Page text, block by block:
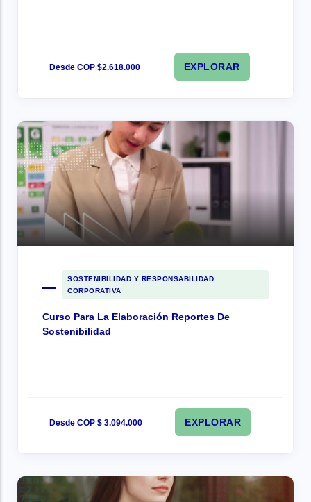
Desde COP $2.618.000 EXPLORAR
SOSTENIBILIDAD Y RESPONSABILIDAD
CORPORATIVA
Curso Para La Elaboración Reportes De
Sostenibilidad
Desde COP $ 3.094.000 EXPLORAR